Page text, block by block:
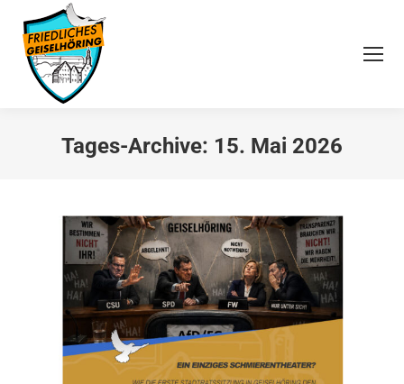
Tages-Archive: 15. Mai 2026